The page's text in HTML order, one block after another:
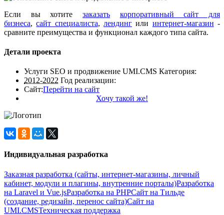
Если вы хотите заказать
корпоративный сайт для
бизнеса,сайт специалиста,лендинг или интернет-магазин -
сравните преимущества и функционал каждого типа сайта.
Детали проекта
Услуги SEO и продвижение UMI.CMS Категория:
2012-2022 Год реализации:
Сайт:Перейти на сайт
Хочу такой же!
Индивидуальная разработка
Заказная разработка (сайты, интернет-магазины, личный
кабинет, модули и плагины, внутренние порталы)Разработка
на Laravel и Vue.jsРазработка на PHPСайт на Тильде
(создание, редизайн, перенос сайта)Сайт на
UMI.CMSТехническая поддержка